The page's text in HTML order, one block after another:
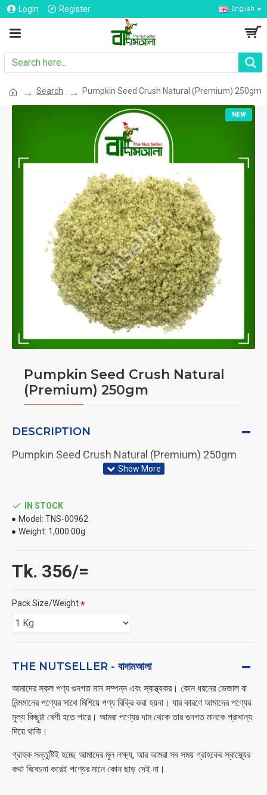
Login Register English
Search Pumpkin Seed Crush Natural (Premium) 250gm
NEW
Pumpkin Seed Crush Natural
(Premium) 250gm
DESCRIPTION
Pumpkin Seed Crush Natural (Premium) 250gm
Tk. 356/=
IN STOCK
Model: TNS-00962
Weight: 1,000.00g
Pack Size/Weight
THE NUTSELLER - বাদামআলা
আমাদের সকল পণ্য গুনগত মান সম্পন্ন এবং স্বাস্থ্যকর। কোন ধরনের ভেজাল বা
নিন্মমানের পণ্যের সাথে মিশিয়ে পণ্য বিক্রি করা হয়না। যার কারণে আমাদের পণ্যের
মুল্য কিছুটা বেশী হতে পারে। আমরা পণ্যের দাম থেকে তার গুনগত মানকে প্রাধান্য
দিয়ে থাকি।
গ্রাহক সন্তুষ্টিই হচ্ছে আমাদের মূল লক্ষ্য, আর আমরা সব সময় গ্রাহকের স্বাস্থ্যের
কথা বিবেচনা করেই পণ্যের মানে কোন ছাড় দেই না।